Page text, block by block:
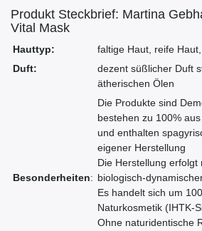
Produkt Steckbrief: Martina
Vital Mask
Hauttyp:
faltige Haut, reife
Duft:
dezent süßlicher Duft
ätherischen Ölen
Besonderheiten:
Die Produkte sind
bestehen zu 100%
und enthalten
eigener Herstellung
Die Herstellung erfolgt
biologisch-
Es handelt sich um
Naturkosmetik (IHTK-
Ohne naturidentische